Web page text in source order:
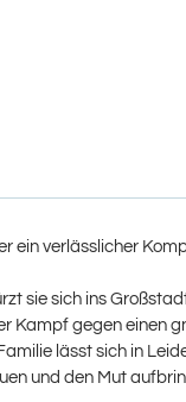
verlässlicher
sie sich ins
Kampf gegen einen
lässt sich in
und den Mut